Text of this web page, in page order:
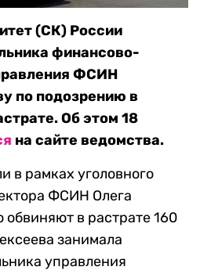
(СК) России
финансово-
ФСИН
по подозрению в
Об этом 18
на сайте ведомства.
в рамках уголовного
ФСИН Олега
обвиняют в растрате 160
занимала
управления